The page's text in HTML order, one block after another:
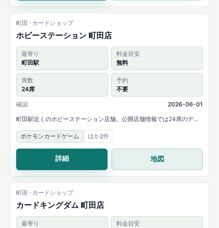
町田 · カードショップ
ホビーステーション 町田店
最寄り
町田駅
料金目安
無料
席数
24席
予約
不要
確認
2026-06-01
町田駅近くのホビーステーション店舗。公開店舗情報では24席のデュ
エルスペースと主要タイトルの大会開催が案内されています。
ポケモンカードゲーム
ほか2件
詳細 地図
町田 · カードショップ
カードキングダム 町田店
最寄り
料金目安